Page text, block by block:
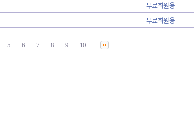
무료회원용
무료회원용
5 6 7 8 9 10